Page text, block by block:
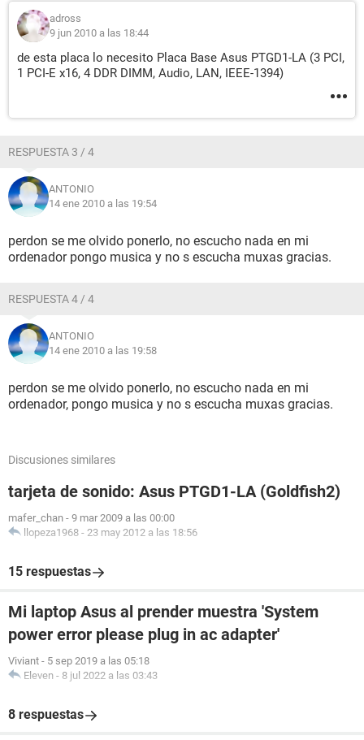
Controlador USB2 Intel 82801FB ICH6 - Enhanced USB2
Controller [B-1]
Dispositivo USB Dispositivo compuesto USB
Dispositivo USB Dispositivo compuesto USB
Dispositivo USB Dispositivo de almacenamiento masivo
Dispositivo USB Dispositivo de audio USB
Dispositivo USB Dispositivo de interfaz humana USB
DMI:
DMI Fabricante del BIOS American Megatrends Inc.
DMI Fabricante del sistema HP Pavilion 061
DMI Nombre del sistema PS225AA-ABE t835.es
DMI Número de serie del sistema [ TRIAL VERSION ]
DMI Fabricante del motherboard ASUSTeK Computer INC.
DMI Nombre del motherboard Puffer
DMI Versión del motherboard 1.xx
DMI Fabricante del chasis Chassis Manufacture
DMI Versión del chasis Chassis Version
DMI Tipo de chasis Desktop Case
--------[ DMI ]---------------------------------------------------------------------------------------
------------------
Fabricante American Megatrends Inc.
Versión 3.10
Fecha de salida 11/12/2004
Dispositivos de arranque Floppy Disk, Hard Disk, CD-ROM,
ATAPI ZIP, LS-120
Boot, EDD, BBS
adross
9 jun 2010 a las 18:44
de esta placa lo necesito Placa Base Asus PTGD1-LA (3 PCI,
1 PCI-E x16, 4 DDR DIMM, Audio, LAN, IEEE-1394)
RESPUESTA 3 / 4
ANTONIO
14 ene 2010 a las 19:54
perdon se me olvido ponerlo, no escucho nada en mi
ordenador pongo musica y no s escucha muxas gracias.
RESPUESTA 4 / 4
ANTONIO
14 ene 2010 a las 19:58
perdon se me olvido ponerlo, no escucho nada en mi
ordenador, pongo musica y no s escucha muxas gracias.
Discusiones similares
tarjeta de sonido: Asus PTGD1-LA (Goldfish2)
mafer_chan - 9 mar 2009 a las 00:00
llopeza1968 - 23 may 2012 a las 18:56
15 respuestas
Mi laptop Asus al prender muestra 'System
power error please plug in ac adapter'
Viviant - 5 sep 2019 a las 05:18
Eleven - 8 jul 2022 a las 03:43
8 respuestas